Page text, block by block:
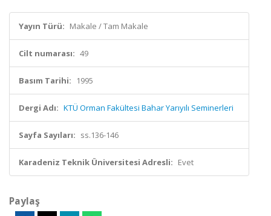
Yayın Türü: Makale / Tam Makale
Cilt numarası: 49
Basım Tarihi: 1995
Dergi Adı: KTÜ Orman Fakültesi Bahar Yarıyılı Seminerleri
Sayfa Sayıları: ss.136-146
Karadeniz Teknik Üniversitesi Adresli: Evet
Paylaş